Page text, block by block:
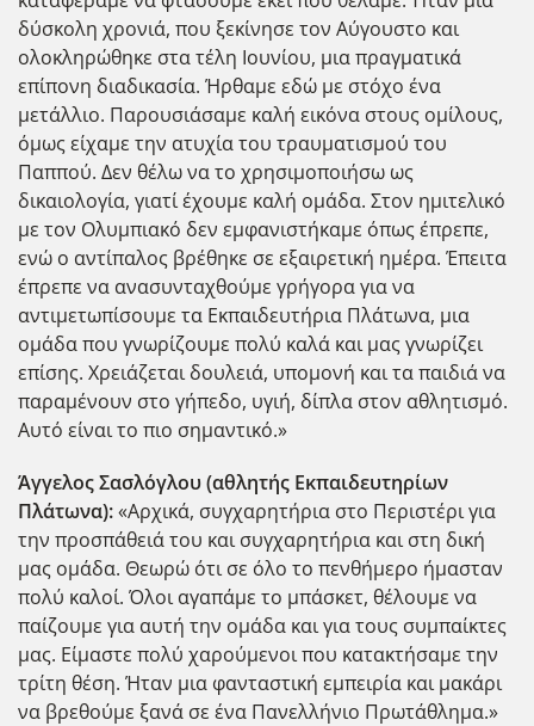
δύσκολη χρονιά, που ξεκίνησε τον Αύγουστο και
ολοκληρώθηκε στα τέλη Ιουνίου, μια πραγματικά
επίπονη διαδικασία. Ήρθαμε εδώ με στόχο ένα
μετάλλιο. Παρουσιάσαμε καλή εικόνα στους ομίλους,
όμως είχαμε την ατυχία του τραυματισμού του
Παππού. Δεν θέλω να το χρησιμοποιήσω ως
δικαιολογία, γιατί έχουμε καλή ομάδα. Στον ημιτελικό
με τον Ολυμπιακό δεν εμφανιστήκαμε όπως έπρεπε,
ενώ ο αντίπαλος βρέθηκε σε εξαιρετική ημέρα. Έπειτα
έπρεπε να ανασυνταχθούμε γρήγορα για να
αντιμετωπίσουμε τα Εκπαιδευτήρια Πλάτωνα, μια
ομάδα που γνωρίζουμε πολύ καλά και μας γνωρίζει
επίσης. Χρειάζεται δουλειά, υπομονή και τα παιδιά να
παραμένουν στο γήπεδο, υγιή, δίπλα στον αθλητισμό.
Αυτό είναι το πιο σημαντικό.»
Άγγελος Σασλόγλου (αθλητής Εκπαιδευτηρίων
Πλάτωνα):«Αρχικά, συγχαρητήρια στο Περιστέρι για
την προσπάθειά του και συγχαρητήρια και στη δική
μας ομάδα. Θεωρώ ότι σε όλο το πενθήμερο ήμασταν
πολύ καλοί. Όλοι αγαπάμε το μπάσκετ, θέλουμε να
παίζουμε για αυτή την ομάδα και για τους συμπαίκτες
μας. Είμαστε πολύ χαρούμενοι που κατακτήσαμε την
τρίτη θέση. Ήταν μια φανταστική εμπειρία και μακάρι
να βρεθούμε ξανά σε ένα Πανελλήνιο Πρωτάθλημα.»